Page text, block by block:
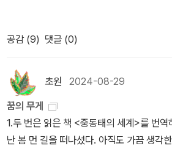
니는 자신의 뒤를 이어 재단 일을 하라고 하
계속 연주하고 싶어 한다. 그러나 바이올리
는 이미 꺾인지 오래다. 그녀는 과연 능동
까? 아니면 수동적 인생을 살고 있는 것일
아: 그녀는 드라마에서 박준영과 이정경과
악의 길로 접어든 인물이다. 그녀는 서령대(
과를 졸업하고, 뒤늦게 4수 끝에 서령대 음
에도 그리고 신체와 분리되어 있는 정신들
심할 나위가 없다. 260-261 우리 편에서 이해하는 생명은 사물들
이 그것들 자신의 존재를 보존하도록 하는
물들 자체와 다르기 때문에 우리는 사물들
적절하게 말한다. 그러나 신이 자기 자신의
름 아닌 그의 본질이기 때문에 신을 생명이
장 훌륭하게 말하는 것이다. 261 이상 <신의
공감 (9) 댓글 (0)
초원 2024-08-29
꿈의 무게
1.두 번은 읽은 책 <중동태의 세계>를 번역
난 봄 먼 길을 떠나셨다. 아직도 가끔 생각